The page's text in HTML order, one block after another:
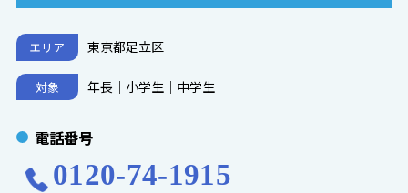
エリア 東京都足立区
対象 年長｜小学生｜中学生
電話番号
0120-74-1915